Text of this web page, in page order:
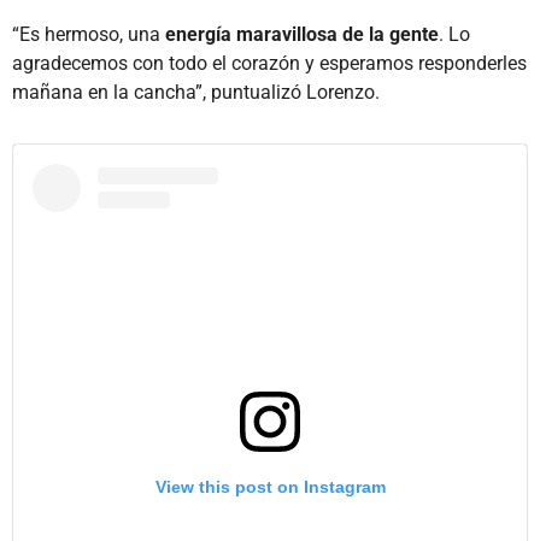
“Es hermoso, una energía maravillosa de la gente. Lo
agradecemos con todo el corazón y esperamos responderles
mañana en la cancha”, puntualizó Lorenzo.
View this post on Instagram